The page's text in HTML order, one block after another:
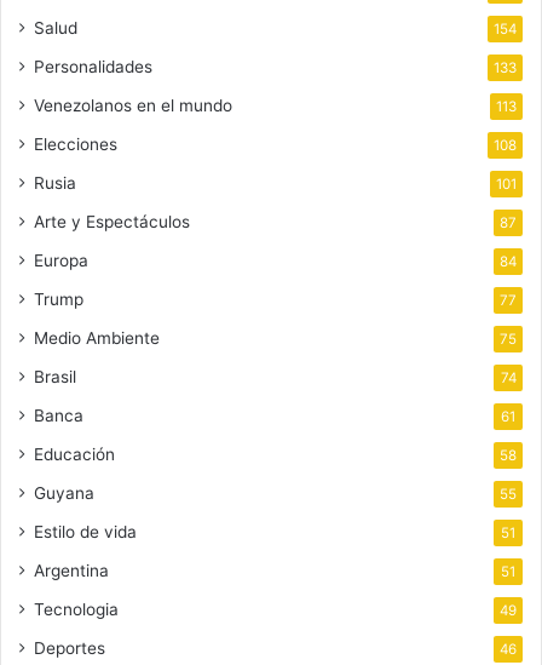
Salud 154
Personalidades 133
Venezolanos en el mundo 113
Elecciones 108
Rusia 101
Arte y Espectáculos 87
Europa 84
Trump 77
Medio Ambiente 75
Brasil 74
Banca 61
Educación 58
Guyana 55
Estilo de vida 51
Argentina 51
Tecnologia 49
Deportes 46